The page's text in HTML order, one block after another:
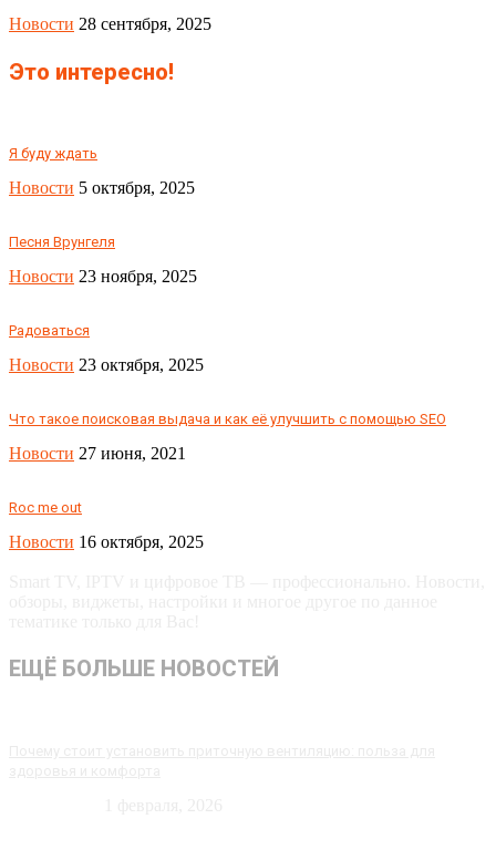
Новости 28 сентября, 2025
Это интересно!
Я буду ждать
Новости 5 октября, 2025
Песня Врунгеля
Новости 23 ноября, 2025
Радоваться
Новости 23 октября, 2025
Что такое поисковая выдача и как её улучшить с помощью SEO
Новости 27 июня, 2021
Roc me out
Новости 16 октября, 2025
ЕЩЁ БОЛЬШЕ НОВОСТЕЙ